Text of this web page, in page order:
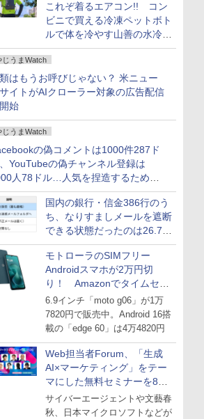
これぞ着るエアコン!! コン
ビニで買える冷凍ペットボト
ルで体を冷やす山善の水冷ベ
ストがロードバイクにちょう
どいい【ぼっち・ざ・ろー
ど！その14】
じうまWatch
はもうお呼びじゃない？ 米ニュー
イトがAIクローラー対象の広告配信
始
じうまWatch
の偽コメントは1000件287ド
YouTubeの偽チャンネル登録は
人78ドル…人気を捏造するための
リストが公開中
国内の銀行・信金386行のう
ち、なりすましメールを遮断
できる状態だったのは26.7％
にとどまる～GMOブランド
セキュリティ調査
モトローラのSIMフリー
Androidスマホが2万円切
り！ Amazonでタイムセー
ル
6.9インチ「moto g06」が1万
7820円で販売中。Android 16搭
載の「edge 60」は4万4820円
Web担当者Forum、「生成
AI×マーケティング」をテー
マにした無料セミナーを8月
27日にオンライン開催
サイバーエージェントや文藝春
秋、日本マイクロソフトなどが